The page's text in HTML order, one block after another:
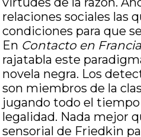
relaciones sociales las
condiciones para que
En Contacto en Francia
rajatabla este
novela negra. Los
son miembros de la
jugando todo el
legalidad. Nada mejor
sensorial de Friedkin